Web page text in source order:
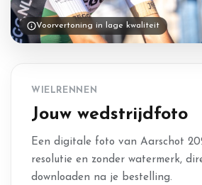
Voorvertoning in lage kwaliteit
WIELRENNEN
Jouw wedstrijdfoto
Een digitale foto van Aarschot
resolutie en zonder watermerk,
downloaden na je bestelling.